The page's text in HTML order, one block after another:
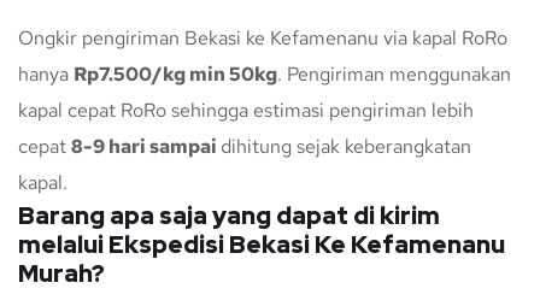
Ongkir pengiriman Bekasi ke Kefamenanu via kapal RoRo
hanya Rp7.500/kg min 50kg. Pengiriman menggunakan
kapal cepat RoRo sehingga estimasi pengiriman lebih
cepat8-9 hari sampai dihitung sejak keberangkatan
kapal.
Barang apa saja yang dapat di kirim
melalui Ekspedisi Bekasi Ke Kefamenanu
Murah?